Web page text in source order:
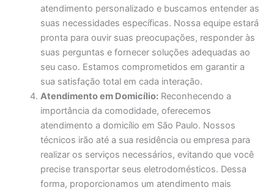
atendimento personalizado e buscamos entender as
suas necessidades específicas. Nossa equipe estará
pronta para ouvir suas preocupações, responder às
suas perguntas e fornecer soluções adequadas ao
seu caso. Estamos comprometidos em garantir a
sua satisfação total em cada interação.
Atendimento em Domicílio: Reconhecendo a
importância da comodidade, oferecemos
atendimento a domicílio em São Paulo. Nossos
técnicos irão até a sua residência ou empresa para
realizar os serviços necessários, evitando que você
precise transportar seus eletrodomésticos. Dessa
forma, proporcionamos um atendimento mais